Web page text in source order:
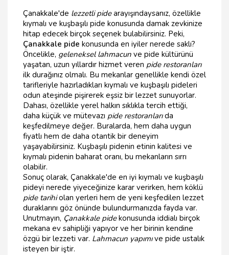
Çanakkale'de lezzetli pidearayışındaysanız, özellikle
kıymalı ve kuşbaşılı pide konusunda damak zevkinize
hitap edecek birçok seçenek bulabilirsiniz. Peki,
Çanakkale pide konusunda en iyiler nerede saklı?
Öncelikle, geleneksel lahmacun ve pide kültürünü
yaşatan, uzun yıllardır hizmet veren pide restoranları
ilk durağınız olmalı. Bu mekanlar genellikle kendi özel
tarifleriyle hazırladıkları kıymalı ve kuşbaşılı pideleri
odun ateşinde pişirerek eşsiz bir lezzet sunuyorlar.
Dahası, özellikle yerel halkın sıklıkla tercih ettiği,
daha küçük ve mütevazı pide restoranlarıda
keşfedilmeye değer. Buralarda, hem daha uygun
fiyatlı hem de daha otantik bir deneyim
yaşayabilirsiniz. Kuşbaşılı pidenin etinin kalitesi ve
kıymalı pidenin baharat oranı, bu mekanların sırrı
olabilir.
Sonuç olarak, Çanakkale'de en iyi kıymalı ve kuşbaşılı
pideyi nerede yiyeceğinize karar verirken, hem köklü
pide tarihiolan yerleri hem de yeni keşfedilen lezzet
duraklarını göz önünde bulundurmanızda fayda var.
Unutmayın, Çanakkale pidekonusunda iddialı birçok
mekana ev sahipliği yapıyor ve her birinin kendine
özgü bir lezzeti var. Lahmacun yapımıve pide ustalık
isteyen bir iştir.